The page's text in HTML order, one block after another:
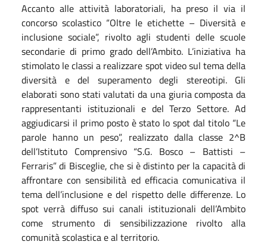
Accanto alle attività laboratoriali, ha preso il via il
concorso scolastico “Oltre le etichette – Diversità e
inclusione sociale”, rivolto agli studenti delle scuole
secondarie di primo grado dell’Ambito. L’iniziativa ha
stimolato le classi a realizzare spot video sul tema della
diversità e del superamento degli stereotipi. Gli
elaborati sono stati valutati da una giuria composta da
rappresentanti istituzionali e del Terzo Settore. Ad
aggiudicarsi il primo posto è stato lo spot dal titolo “Le
parole hanno un peso”, realizzato dalla classe 2^B
dell’Istituto Comprensivo “S.G. Bosco – Battisti –
Ferraris” di Bisceglie, che si è distinto per la capacità di
affrontare con sensibilità ed efficacia comunicativa il
tema dell’inclusione e del rispetto delle differenze. Lo
spot verrà diffuso sui canali istituzionali dell’Ambito
come strumento di sensibilizzazione rivolto alla
comunità scolastica e al territorio.